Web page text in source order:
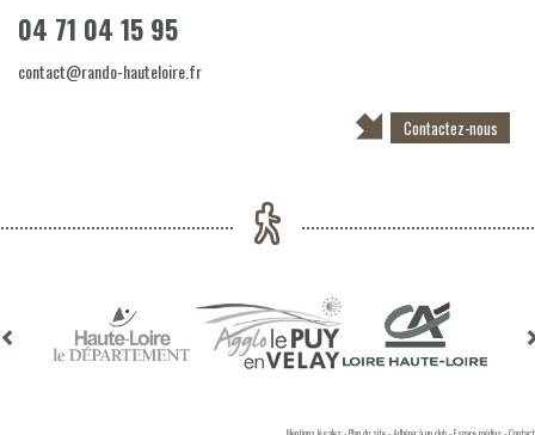
04 71 04 15 95
contact@rando-hauteloire.fr
Contactez-nous